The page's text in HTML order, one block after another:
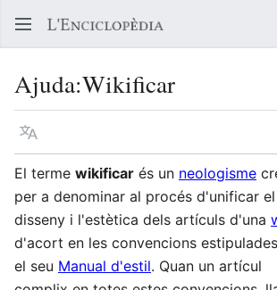
Ajuda:Wikificar
Llegir en un atre idioma
El terme wikificar és un neologisme
per a denominar al procés d'unificar el
disseny i l'estètica dels artículs d'una
d'acort en les convencions
el seu Manual d'estil. Quan un artícul